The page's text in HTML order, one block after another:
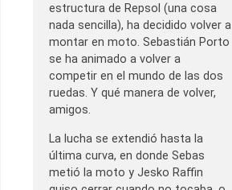
estructura de Repsol (una cosa
nada sencilla), ha decidido volver a
montar en moto. Sebastián Porto
se ha animado a volver a
competir en el mundo de las dos
ruedas. Y qué manera de volver,
amigos.
La lucha se extendió hasta la
última curva, en donde Sebas
metió la moto y Jesko Raffin